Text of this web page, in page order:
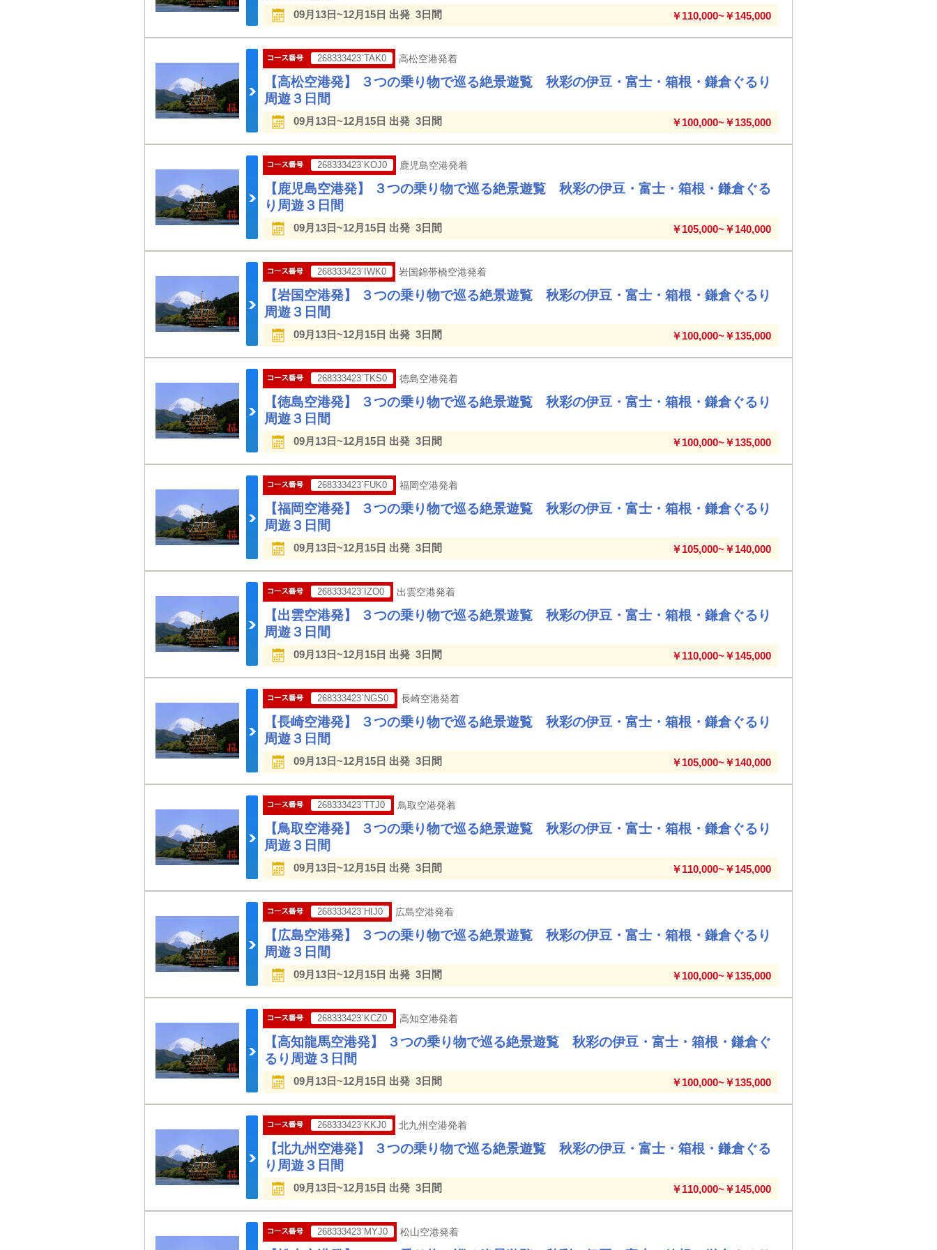
09月13日~12月15日 出発 3日間 ￥110,000~￥145,000
268333423`TAK0 高松空港発着
【高松空港発】 ３つの乗り物で巡る絶景遊覧 秋彩の伊豆・富士・箱根・鎌倉ぐるり
周遊３日間
09月13日~12月15日 出発 3日間 ￥100,000~￥135,000
268333423`KOJ0 鹿児島空港発着
【鹿児島空港発】 ３つの乗り物で巡る絶景遊覧 秋彩の伊豆・富士・箱根・鎌倉ぐる
り周遊３日間
09月13日~12月15日 出発 3日間 ￥105,000~￥140,000
268333423`IWK0 岩国錦帯橋空港発着
【岩国空港発】 ３つの乗り物で巡る絶景遊覧 秋彩の伊豆・富士・箱根・鎌倉ぐるり
周遊３日間
09月13日~12月15日 出発 3日間 ￥100,000~￥135,000
268333423`TKS0 徳島空港発着
【徳島空港発】 ３つの乗り物で巡る絶景遊覧 秋彩の伊豆・富士・箱根・鎌倉ぐるり
周遊３日間
09月13日~12月15日 出発 3日間 ￥100,000~￥135,000
268333423`FUK0 福岡空港発着
【福岡空港発】 ３つの乗り物で巡る絶景遊覧 秋彩の伊豆・富士・箱根・鎌倉ぐるり
周遊３日間
09月13日~12月15日 出発 3日間 ￥105,000~￥140,000
268333423`IZO0 出雲空港発着
【出雲空港発】 ３つの乗り物で巡る絶景遊覧 秋彩の伊豆・富士・箱根・鎌倉ぐるり
周遊３日間
09月13日~12月15日 出発 3日間 ￥110,000~￥145,000
268333423`NGS0 長崎空港発着
【長崎空港発】 ３つの乗り物で巡る絶景遊覧 秋彩の伊豆・富士・箱根・鎌倉ぐるり
周遊３日間
09月13日~12月15日 出発 3日間 ￥105,000~￥140,000
268333423`TTJ0 鳥取空港発着
【鳥取空港発】 ３つの乗り物で巡る絶景遊覧 秋彩の伊豆・富士・箱根・鎌倉ぐるり
周遊３日間
09月13日~12月15日 出発 3日間 ￥110,000~￥145,000
268333423`HIJ0 広島空港発着
【広島空港発】 ３つの乗り物で巡る絶景遊覧 秋彩の伊豆・富士・箱根・鎌倉ぐるり
周遊３日間
09月13日~12月15日 出発 3日間 ￥100,000~￥135,000
268333423`KCZ0 高知空港発着
【高知龍馬空港発】 ３つの乗り物で巡る絶景遊覧 秋彩の伊豆・富士・箱根・鎌倉ぐ
るり周遊３日間
09月13日~12月15日 出発 3日間 ￥100,000~￥135,000
268333423`KKJ0 北九州空港発着
【北九州空港発】 ３つの乗り物で巡る絶景遊覧 秋彩の伊豆・富士・箱根・鎌倉ぐる
り周遊３日間
09月13日~12月15日 出発 3日間 ￥110,000~￥145,000
268333423`MYJ0 松山空港発着